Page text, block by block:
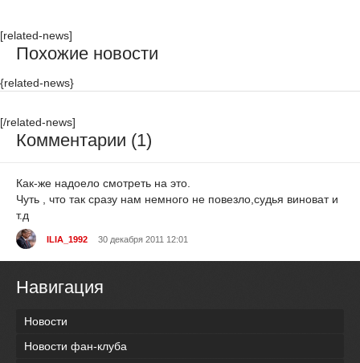
[related-news]
Похожие новости
{related-news}
[/related-news]
Комментарии (1)
Как-же надоело смотреть на это.
Чуть , что так сразу нам немного не повезло,судья виноват и
т.д
ILIA_1992 30 декабря 2011 12:01
Навигация
Новости
Новости фан-клуба